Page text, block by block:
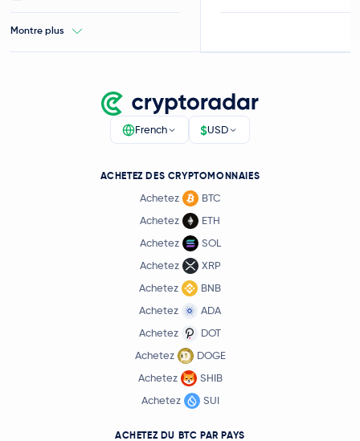
Montre plus
French $USD
ACHETEZ DES CRYPTOMONNAIES
Achetez
BTC
Achetez
ETH
Achetez
SOL
Achetez
XRP
Achetez
BNB
Achetez
ADA
Achetez
DOT
Achetez
DOGE
Achetez
SHIB
Achetez
SUI
ACHETEZ DU BTC PAR PAYS